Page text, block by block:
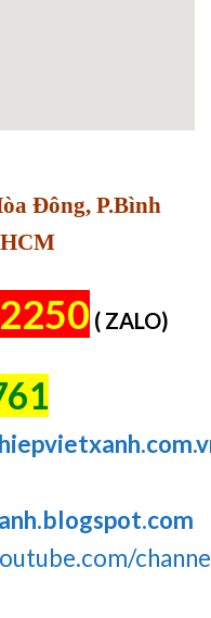
Đông, P.Bình
( ZALO)